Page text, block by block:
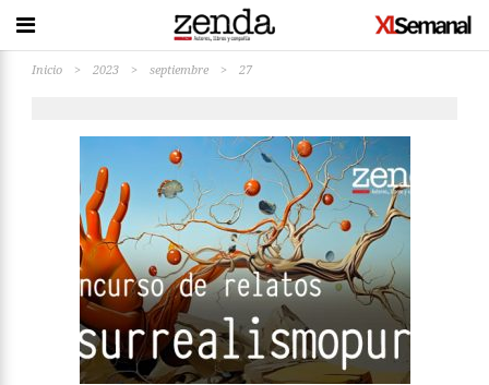
Inicio > 2023 > septiembre > 27